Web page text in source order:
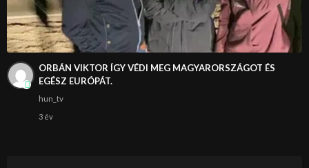
ORBÁN VIKTOR ÍGY VÉDI MEG MAGYARORSZÁGOT ÉS
EGÉSZ EURÓPÁT.
hun_tv
3 év